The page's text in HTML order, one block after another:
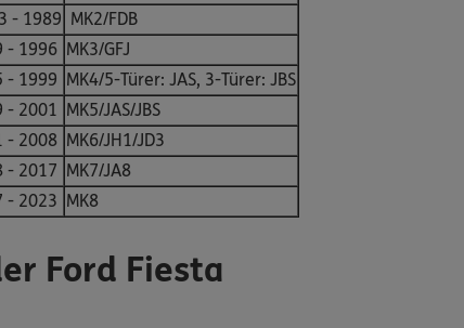
- 1989 MK2/FDB
- 1996 MK3/GFJ
- 1999 MK4/5-Türer: JAS, 3-Türer: JBS
- 2001 MK5/JAS/JBS
- 2008 MK6/JH1/JD3
- 2017 MK7/JA8
- 2023 MK8
Ford Fiesta